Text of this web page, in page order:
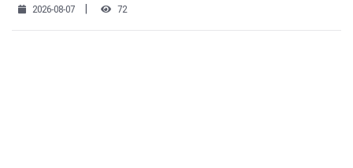
2026-08-07 72